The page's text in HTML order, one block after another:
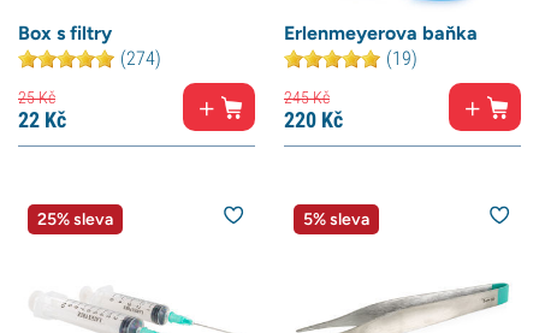
Box s filtry
(274)
25Kč
22 Kč
Erlenmeyerova baňka
(19)
245Kč
220 Kč
25% sleva 5% sleva